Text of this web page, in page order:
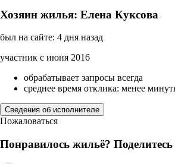
Хозяин жилья: Елена Куксова
был на сайте: 4 дня назад
участник с июня 2016
обрабатывает запросы всегда
среднее время отклика: менее
Сведения об исполнителе
Пожаловаться
Понравилось жильё? Поделитесь